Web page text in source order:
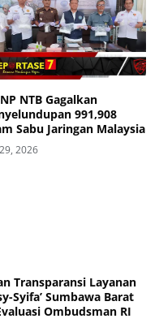
NTB Gagalkan
991,908
Sabu Jaringan Malaysia
2026
Transparansi Layanan
Syifa’ Sumbawa Barat
Ombudsman RI